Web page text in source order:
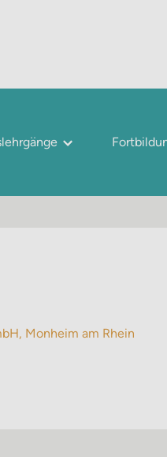
Monheim am Rhein